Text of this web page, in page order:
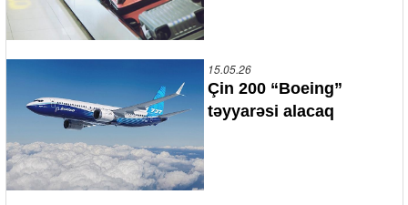
15.05.26
Çin 200 “Boeing”
təyyarəsi alacaq